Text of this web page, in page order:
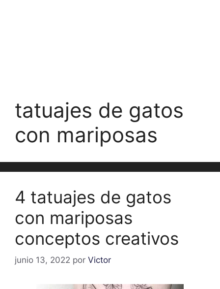
tatuajes de gatos
con mariposas
4 tatuajes de gatos
con mariposas
conceptos creativos
junio 13, 2022 por Victor